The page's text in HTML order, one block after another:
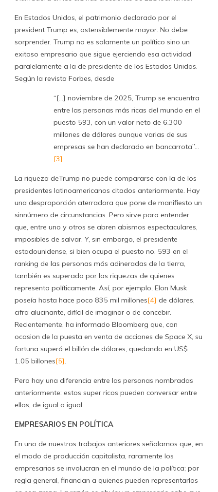
En Estados Unidos, el patrimonio declarado por el
president Trump es, ostensiblemente mayor. No debe
sorprender. Trump no es solamente un político sino un
exitoso empresario que sigue ejerciendo esa actividad
paralelamente a la de presidente de los Estados Unidos.
Según la revista Forbes, desde
“[…] noviembre de 2025, Trump se encuentra
entre las personas más ricas del mundo en el
puesto 593, con un valor neto de 6.300
millones de dólares aunque varias de sus
empresas se han declarado en bancarrota”…
[3]
La riqueza deTrump no puede compararse con la de los
presidentes latinoamericanos citados anteriormente. Hay
una desproporción aterradora que pone de manifiesto un
sinnúmero de circunstancias. Pero sirve para entender
que, entre uno y otros se abren abismos espectaculares,
imposibles de salvar. Y, sin embargo, el presidente
estadounidense, si bien ocupa el puesto no. 593 en el
ranking de las personas más adineradas de la tierra,
también es superado por las riquezas de quienes
representa políticamente. Así, por ejemplo, Elon Musk
poseía hasta hace poco 835 mil millones[4] de dólares,
cifra alucinante, difícil de imaginar o de concebir.
Recientemente, ha informado Bloomberg que, con
ocasion de la puesta en venta de acciones de Space X, su
fortuna superó el billón de dólares, quedando en US$
1.05 billones[5].
Pero hay una diferencia entre las personas nombradas
anteriormente: estos super ricos pueden conversar entre
ellos, de igual a igual…
EMPRESARIOS EN POLÍTICA
En uno de nuestros trabajos anteriores señalamos que, en
el modo de producción capitalista, raramente los
empresarios se involucran en el mundo de la política; por
regla general, financian a quienes pueden representarlos